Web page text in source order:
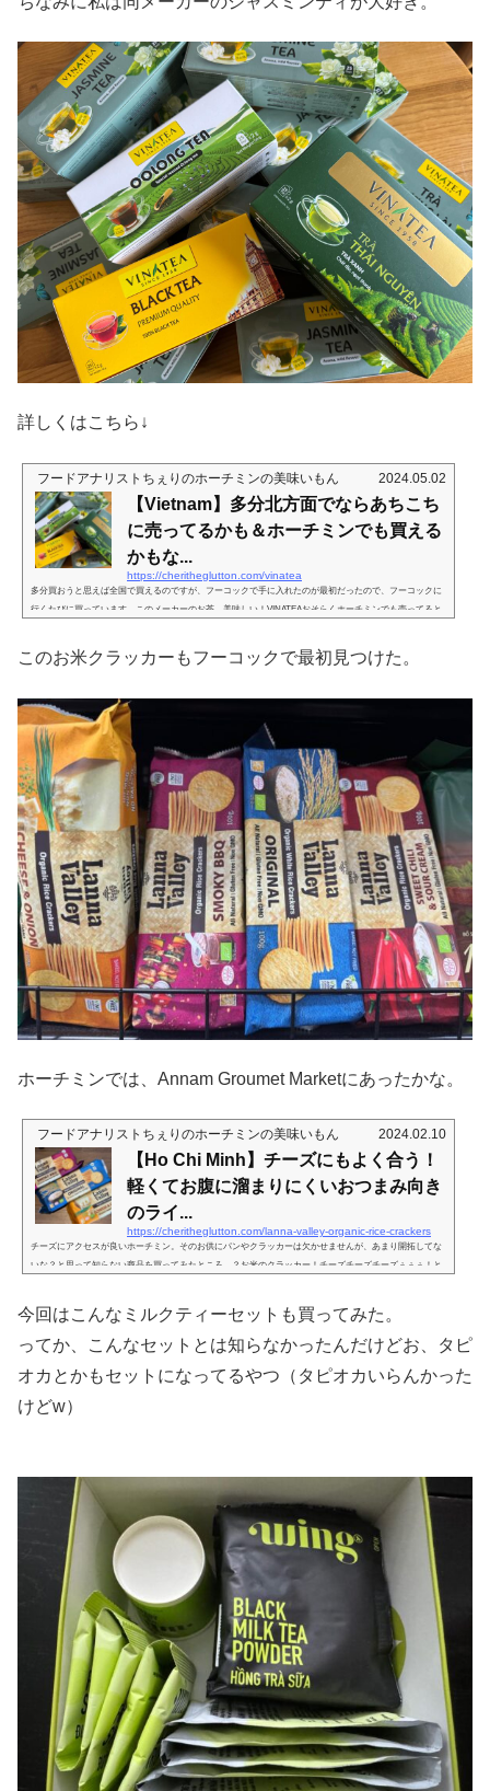
詳しくはこちら↓
フードアナリストちぇりのホーチミンの美味いもん 2024.05.02
【Vietnam】多分北方面でならあちこち
に売ってるかも＆ホーチミンでも買える
かもな...
https://cheritheglutton.com/vinatea
多分買おうと思えば全国で買えるのですが、フーコックで手に入れたのが最初だったので、フーコックに
行くたびに買っています。このメーカーのお茶、美味しい！VINATEAおそらくホーチミンでも売ってると
に買っている。もちろん在庫がなくなり、ホーチミンで見かけたら喜んで買うとは思うのだけどw、今の
このお米クラッカーもフーコックで最初見つけた。
ホーチミンでは、Annam Groumet Marketにあったかな。
フードアナリストちぇりのホーチミンの美味いもん 2024.02.10
【Ho Chi Minh】チーズにもよく合う！
軽くてお腹に溜まりにくいおつまみ向き
のライ...
https://cheritheglutton.com/lanna-valley-organic-rice-crackers
チーズにアクセスが良いホーチミン。そのお供にパンやクラッカーは欠かせませんが、あまり開拓してな
いな？と思って知らない商品を買ってみたところ…？お米のクラッカー！チーズチーズチーズぅぅぅ！と
(・∀・)ﾉ（え、購入動機それ？）みんながお家に集まってくれた時に巻き添え試食してもらったら、結構
好評だったんですよ。私も好き...
今回はこんなミルクティーセットも買ってみた。
ってか、こんなセットとは知らなかったんだけどお、タピ
オカとかもセットになってるやつ（タピオカいらんかった
けどw）